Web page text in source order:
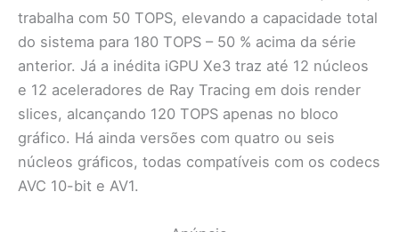
trabalha com 50 TOPS, elevando a capacidade total
do sistema para 180 TOPS – 50 % acima da série
anterior. Já a inédita iGPU Xe3 traz até 12 núcleos
e 12 aceleradores de Ray Tracing em dois render
slices, alcançando 120 TOPS apenas no bloco
gráfico. Há ainda versões com quatro ou seis
núcleos gráﬁcos, todas compatíveis com os codecs
AVC 10-bit e AV1.